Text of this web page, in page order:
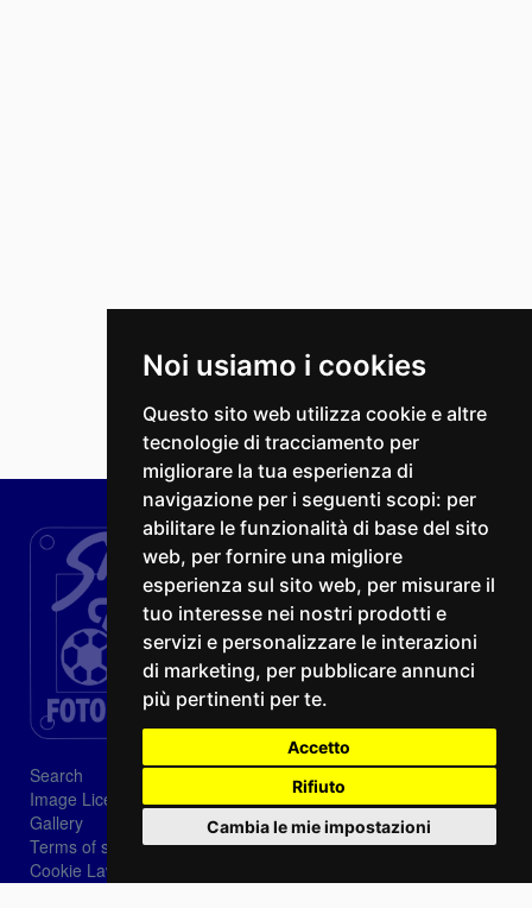
Noi usiamo i cookies
Questo sito web utilizza cookie e altre
tecnologie di tracciamento per
migliorare la tua esperienza di
navigazione per i seguenti scopi: per
abilitare le funzionalità di base del sito
web, per fornire una migliore
esperienza sul sito web, per misurare il
tuo interesse nei nostri prodotti e
servizi e personalizzare le interazioni
di marketing, per pubblicare annunci
più pertinenti per te.
Accetto
Rifiuto
Cambia le mie impostazioni
Search
Image Licenses
Gallery
Terms of sale
Cookie Law